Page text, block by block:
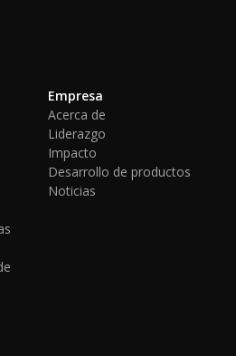
Empresa
Acerca de
Liderazgo
Impacto
Desarrollo de productos
Noticias